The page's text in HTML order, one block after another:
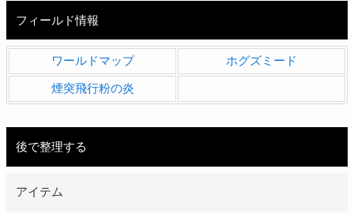
フィールド情報
ワールドマップ ホグズミード
煙突飛行粉の炎
後で整理する
アイテム